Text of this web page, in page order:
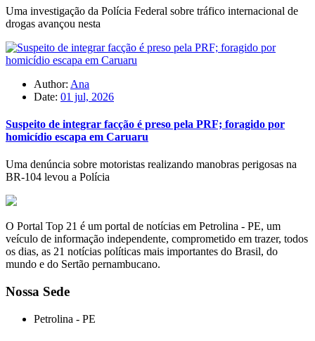
Uma investigação da Polícia Federal sobre tráfico internacional de
drogas avançou nesta
Author: Ana
Date: 01 jul, 2026
Suspeito de integrar facção é preso pela PRF; foragido por
homicídio escapa em Caruaru
Uma denúncia sobre motoristas realizando manobras perigosas na
BR-104 levou a Polícia
O Portal Top 21 é um portal de notícias em Petrolina - PE, um
veículo de informação independente, comprometido em trazer, todos
os dias, as 21 notícias políticas mais importantes do Brasil, do
mundo e do Sertão pernambucano.
Nossa Sede
Petrolina - PE